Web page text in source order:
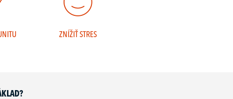
ZNÍŽIŤ STRES